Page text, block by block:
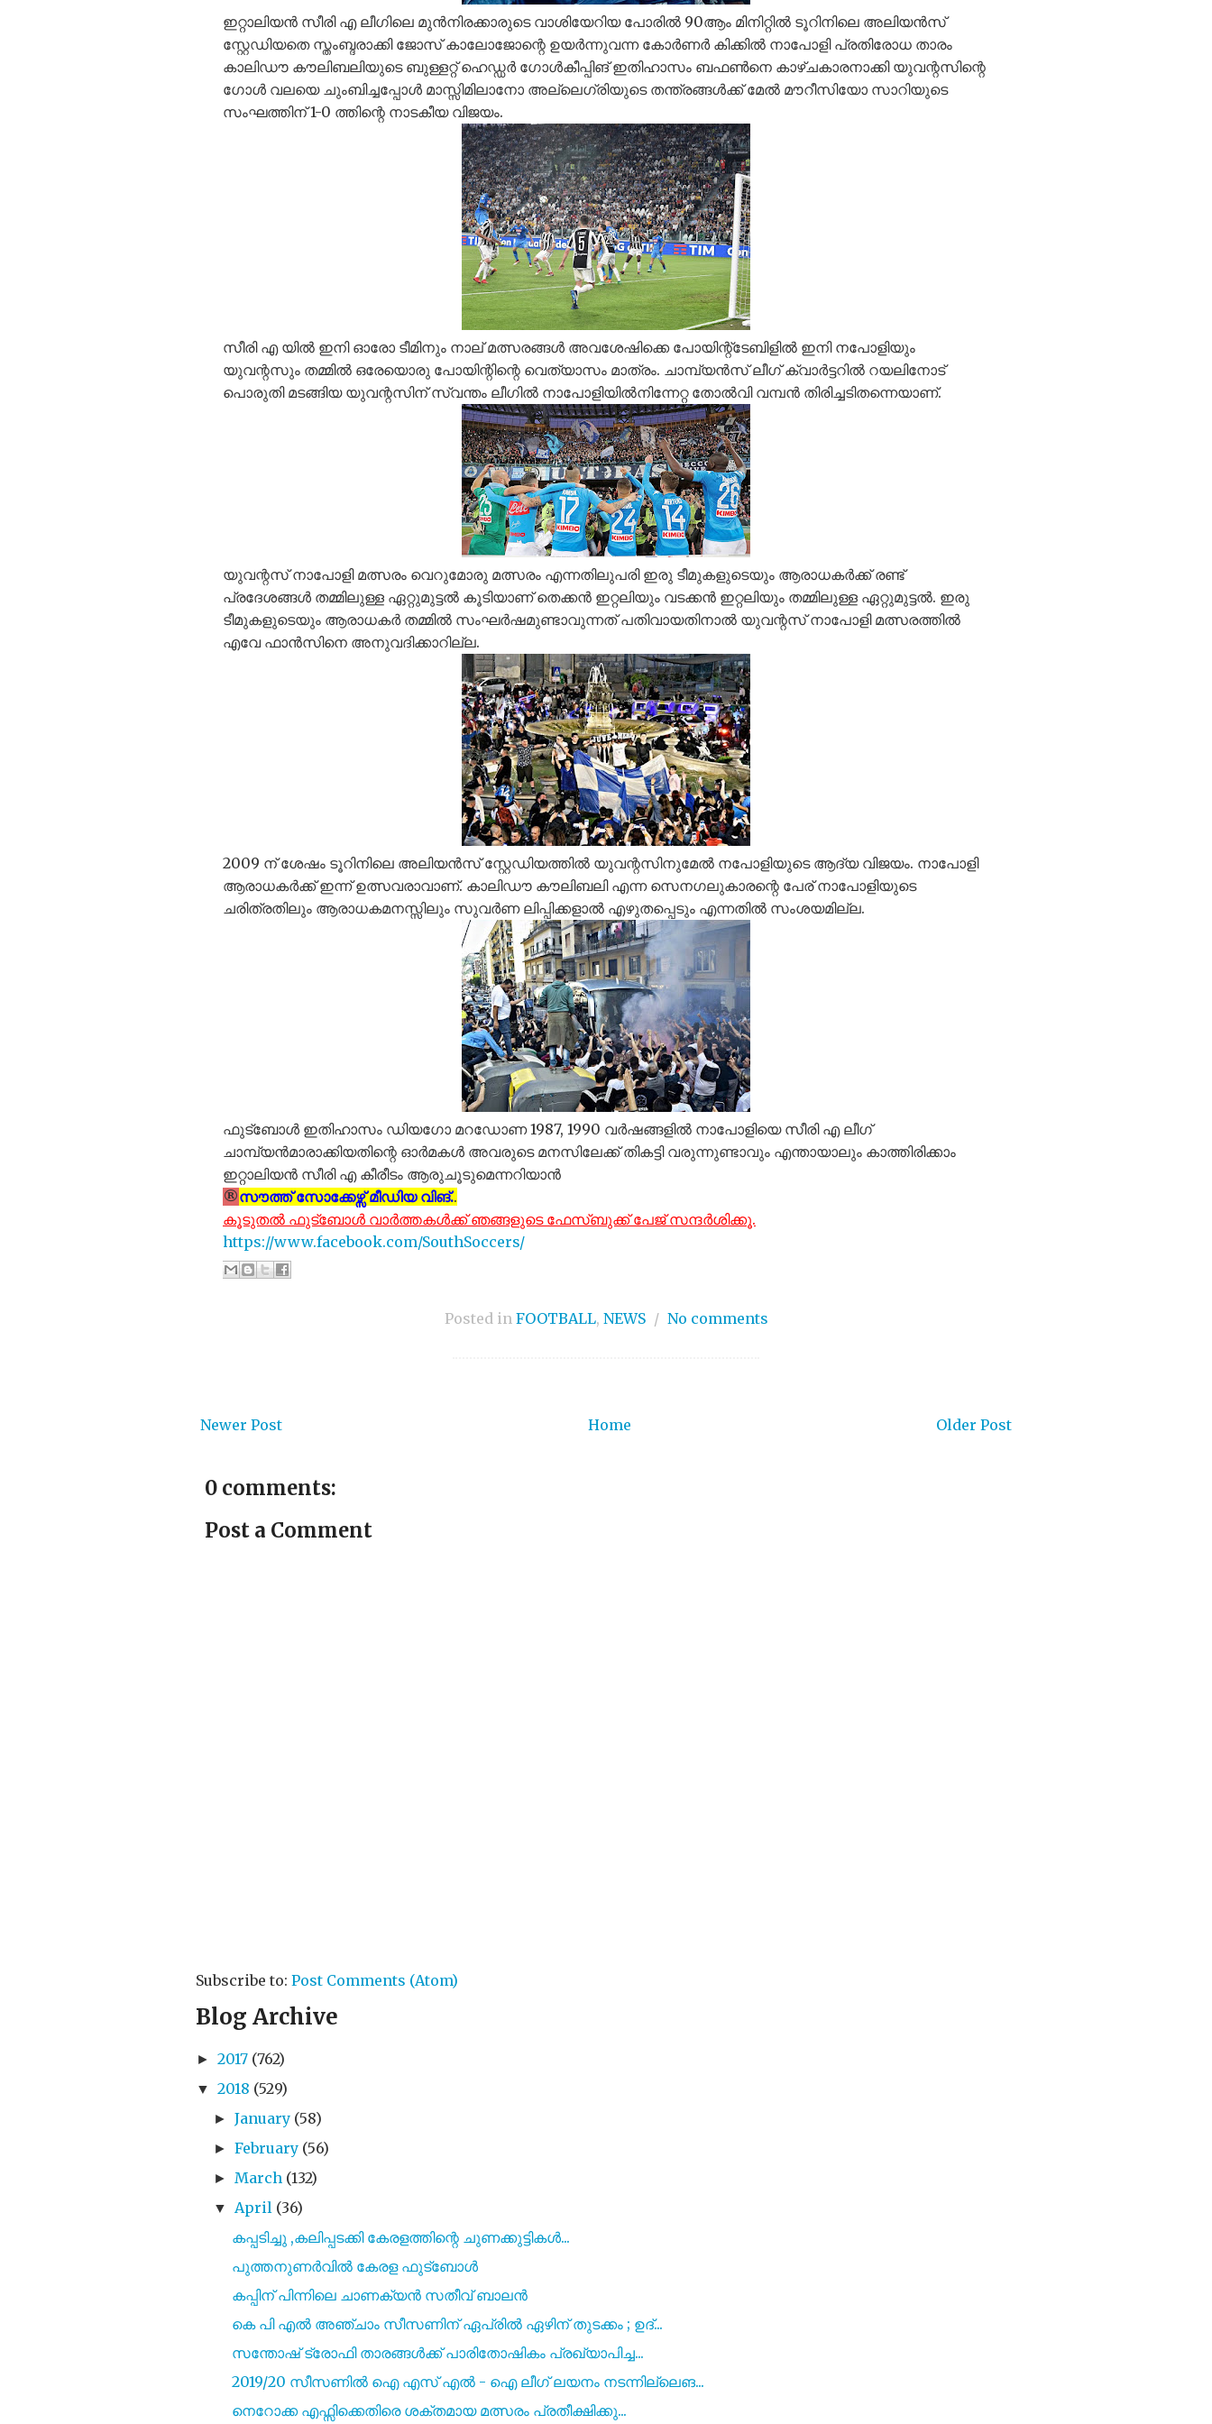
ഇറ്റാലിയന്‍ സീരി എ ലീഗിലെ മുന്‍നിരക്കാരുടെ വാശിയേറിയ പോരില്‍ 90ആം മിനിറ്റിൽ ടൂറിനിലെ അലിയൻസ്
സ്റ്റേഡിയതെ സ്തംബ്ദരാക്കി ജോസ് കാലോജോന്റെ ഉയർന്നുവന്ന കോർണർ കിക്കിൽ നാപോളി പ്രതിരോധ താരം
കാലിഡൗ കൗലിബലിയുടെ ബുള്ളറ്റ് ഹെഡ്ഡർ ഗോള്‍കീപ്പിങ് ഇതിഹാസം ബഫണ്‍നെ കാഴ്ചകാരനാക്കി യുവന്റസിന്റെ
ഗോൾ വലയെ ചുംബിച്ചപ്പോൾ മാസ്സിമിലാനോ അല്ലെഗ്രിയുടെ തന്ത്രങ്ങൾക്ക് മേൽ മൗറീസിയോ സാറിയുടെ
സംഘത്തിന് 1-0 ത്തിന്റെ നാടകീയ വിജയം.
സീരി എ യിൽ ഇനി ഓരോ ടീമിനും നാല് മത്സരങ്ങൾ അവശേഷിക്കെ പോയിന്റ്‌ടേബിളിൽ ഇനി നപോളിയും
യുവന്റസും തമ്മിൽ ഒരേയൊരു പോയിന്റിന്റെ വെത്യാസം മാത്രം. ചാമ്പ്യൻസ് ലീഗ് ക്വാർട്ടറിൽ റയലിനോട്
പൊരുതി മടങ്ങിയ യുവന്റസിന് സ്വന്തം ലീഗിൽ നാപോളിയിൽനിന്നേറ്റ തോൽവി വമ്പൻ തിരിച്ചടിതന്നെയാണ്.
യുവന്റസ് നാപോളി മത്സരം വെറുമോരു മത്സരം എന്നതിലുപരി ഇരു ടീമുകളുടെയും ആരാധകർക്ക് രണ്ട്
പ്രദേശങ്ങൾ തമ്മിലുള്ള ഏറ്റുമുട്ടൽ കൂടിയാണ് തെക്കൻ ഇറ്റലിയും വടക്കൻ ഇറ്റലിയും തമ്മിലുള്ള ഏറ്റുമുട്ടൽ. ഇരു
ടീമുകളുടെയും ആരാധകർ തമ്മിൽ സംഘർഷമുണ്ടാവുന്നത് പതിവായതിനാൽ യുവന്റസ് നാപോളി മത്സരത്തില്‍
എവേ ഫാന്‍സിനെ അനുവദിക്കാറില്ല.
2009 ന് ശേഷം ടൂറിനിലെ അലിയൻസ് സ്റ്റേഡിയത്തിൽ യുവന്റസിനുമേൽ നപോളിയുടെ ആദ്യ വിജയം. നാപോളി
ആരാധകർക്ക് ഇന്ന് ഉത്സവരാവാണ്. കാലിഡൗ കൗലിബലി എന്ന സെനഗലുകാരന്റെ പേര് നാപോളിയുടെ
ചരിത്രതിലും ആരാധകമനസ്സിലും സുവർണ ലിപ്പിക്കളാൽ എഴുതപ്പെടും എന്നതിൽ സംശയമില്ല.
ഫുട്‌ബോള്‍ ഇതിഹാസം ഡിയഗോ മറഡോണ 1987, 1990 വര്‍ഷങ്ങളില്‍ നാപോളിയെ സീരി എ ലീഗ്
ചാമ്പ്യന്‍മാരാക്കിയതിന്റെ ഓര്‍മകള്‍ അവരുടെ മനസിലേക്ക് തികട്ടി വരുന്നുണ്ടാവും എന്തായാലും കാത്തിരിക്കാം
ഇറ്റാലിയന്‍ സീരി എ കീരീടം ആരുചൂടുമെന്നറിയാൻ
®സൗത്ത് സോക്കേഴ്സ് മീഡിയ വിങ്..
കൂടുതൽ ഫുട്‌ബോൾ വാർത്തകൾക്ക് ഞങ്ങളുടെ ഫേസ്ബുക്ക് പേജ് സന്ദർശിക്കൂ.
https://www.facebook.com/SouthSoccers/
Posted in FOOTBALL, NEWS / No comments
Newer Post Older Post
Home
0 comments:
Post a Comment
Subscribe to: Post Comments (Atom)
Blog Archive
► 2017 (762)
▼ 2018 (529)
►January (58)
►February (56)
► March (132)
▼ April (36)
കപ്പടിച്ചു ,കലിപ്പടക്കി കേരളത്തിന്റെ ചുണക്കുട്ടികൾ...
പുത്തനുണർവിൽ കേരള ഫുട്ബോൾ
കപ്പിന് പിന്നിലെ ചാണക്യൻ സതീവ് ബാലൻ
കെ പി എൽ അഞ്ചാം സീസണിന് ഏപ്രിൽ ഏഴിന് തുടക്കം ; ഉദ്...
സന്തോഷ് ട്രോഫി താരങ്ങൾക്ക് പാരിതോഷികം പ്രഖ്യാപിച്ച...
2019/20 സീസണിൽ ഐ എസ്‌ എൽ - ഐ ലീഗ് ലയനം നടന്നില്ലെങ...
നെറോക്ക എഫ്സിക്കെതിരെ ശക്തമായ മത്സരം പ്രതീക്ഷിക്കു...